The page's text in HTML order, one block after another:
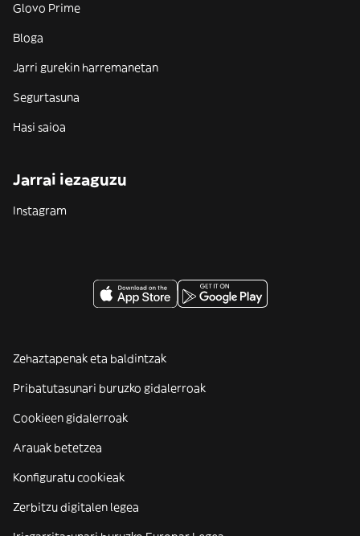
Glovo Prime
Bloga
Jarri gurekin harremanetan
Segurtasuna
Hasi saioa
Jarrai iezaguzu
Instagram
Zehaztapenak eta baldintzak
Pribatutasunari buruzko gidalerroak
Cookieen gidalerroak
Arauak betetzea
Konfiguratu cookieak
Zerbitzu digitalen legea